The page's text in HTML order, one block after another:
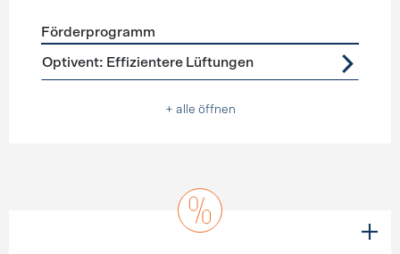
Förderprogramme Lüftung
Förderprogramm
Optivent: Effizientere Lüftungen
+ alle öffnen